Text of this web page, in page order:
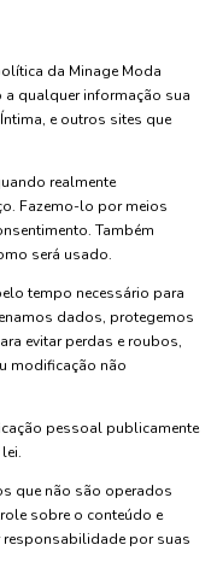
da Minage Moda
a qualquer informação sua
e outros sites que
realmente
Fazemo-lo por meios
Também
será usado.
tempo necessário para
dados, protegemos
evitar perdas e roubos,
modificação não
pessoal publicamente
que não são operados
sobre o conteúdo e
responsabilidade por suas